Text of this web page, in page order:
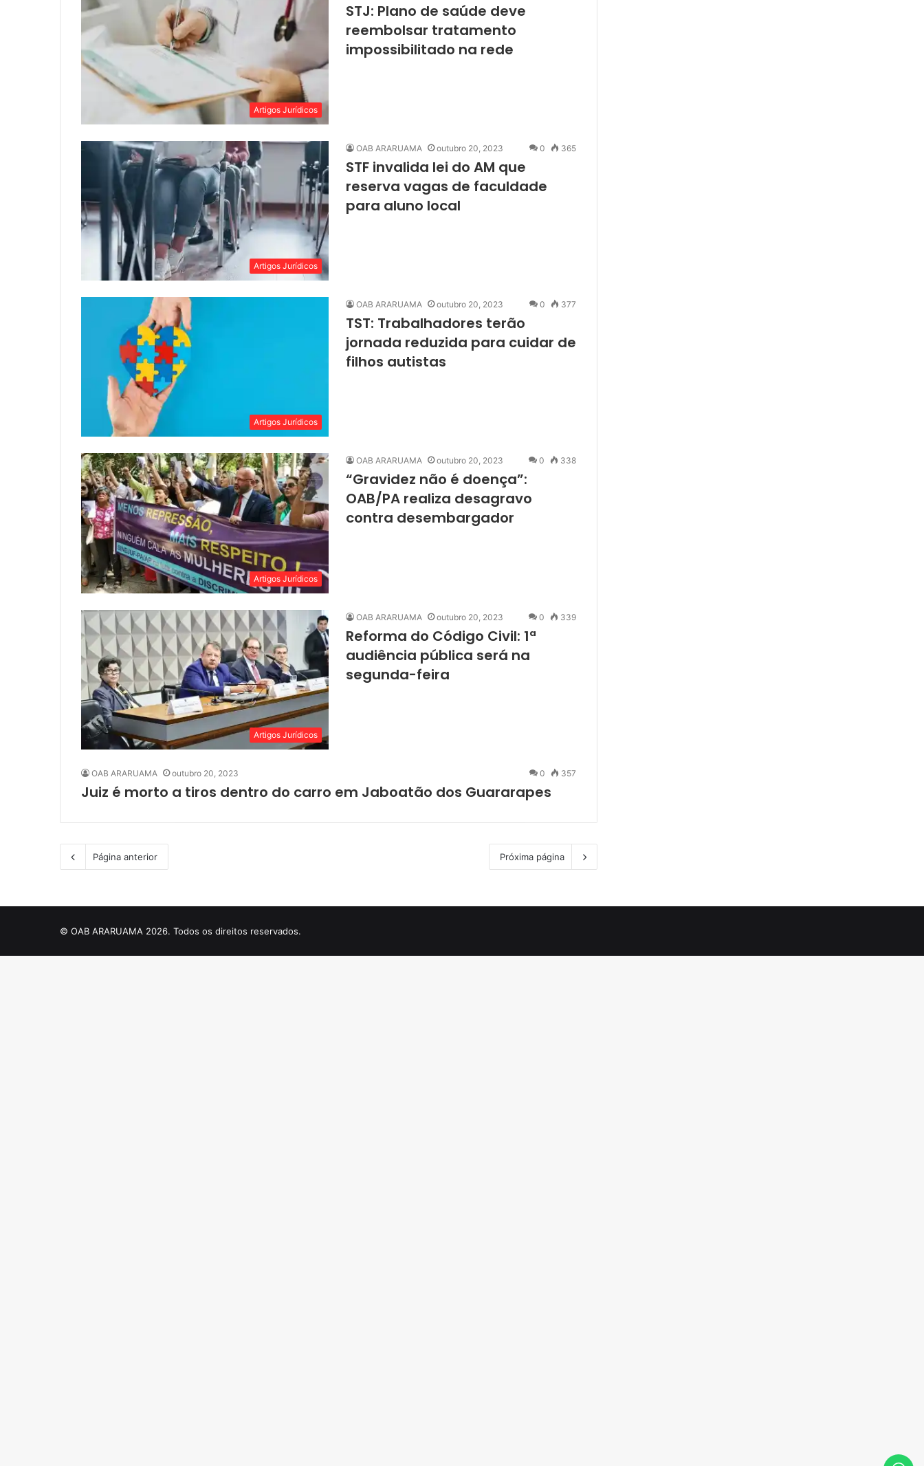
Artigos Jurídicos
STJ: Plano de saúde deve
reembolsar tratamento
impossibilitado na rede
Artigos Jurídicos
OAB ARARUAMA outubro 20, 2023 0 365
STF invalida lei do AM que
reserva vagas de faculdade
para aluno local
Artigos Jurídicos
OAB ARARUAMA outubro 20, 2023 0 377
TST: Trabalhadores terão
jornada reduzida para cuidar de
filhos autistas
Artigos Jurídicos
OAB ARARUAMA outubro 20, 2023 0 338
“Gravidez não é doença”:
OAB/PA realiza desagravo
contra desembargador
Artigos Jurídicos
OAB ARARUAMA outubro 20, 2023 0 339
Reforma do Código Civil: 1ª
audiência pública será na
segunda-feira
OAB ARARUAMA outubro 20, 2023 0 357
Juiz é morto a tiros dentro do carro em Jaboatão dos Guararapes
Página anterior Próxima página
© OAB ARARUAMA 2026. Todos os direitos reservados.